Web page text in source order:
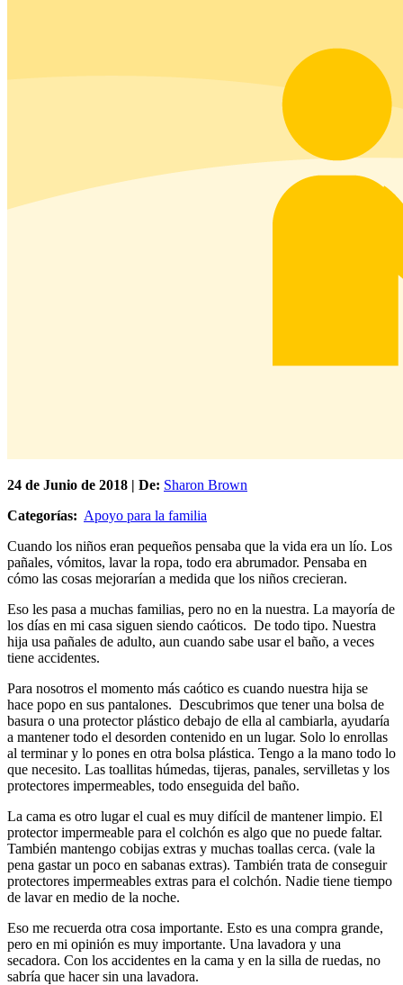
24 de Junio de 2018 | De: Sharon Brown
Categorías: Apoyo para la familia
Cuando los niños eran pequeños pensaba que la vida era un lío. Los
pañales, vómitos, lavar la ropa, todo era abrumador. Pensaba en
cómo las cosas mejorarían a medida que los niños crecieran.
Eso les pasa a muchas familias, pero no en la nuestra. La mayoría de
los días en mi casa siguen siendo caóticos. De todo tipo. Nuestra
hija usa pañales de adulto, aun cuando sabe usar el baño, a veces
tiene accidentes.
Para nosotros el momento más caótico es cuando nuestra hija se
hace popo en sus pantalones. Descubrimos que tener una bolsa de
basura o una protector plástico debajo de ella al cambiarla, ayudaría
a mantener todo el desorden contenido en un lugar. Solo lo enrollas
al terminar y lo pones en otra bolsa plástica. Tengo a la mano todo lo
que necesito. Las toallitas húmedas, tijeras, panales, servilletas y los
protectores impermeables, todo enseguida del baño.
La cama es otro lugar el cual es muy difícil de mantener limpio. El
protector impermeable para el colchón es algo que no puede faltar.
También mantengo cobijas extras y muchas toallas cerca. (vale la
pena gastar un poco en sabanas extras). También trata de conseguir
protectores impermeables extras para el colchón. Nadie tiene tiempo
de lavar en medio de la noche.
Eso me recuerda otra cosa importante. Esto es una compra grande,
pero en mi opinión es muy importante. Una lavadora y una
secadora. Con los accidentes en la cama y en la silla de ruedas, no
sabría que hacer sin una lavadora.